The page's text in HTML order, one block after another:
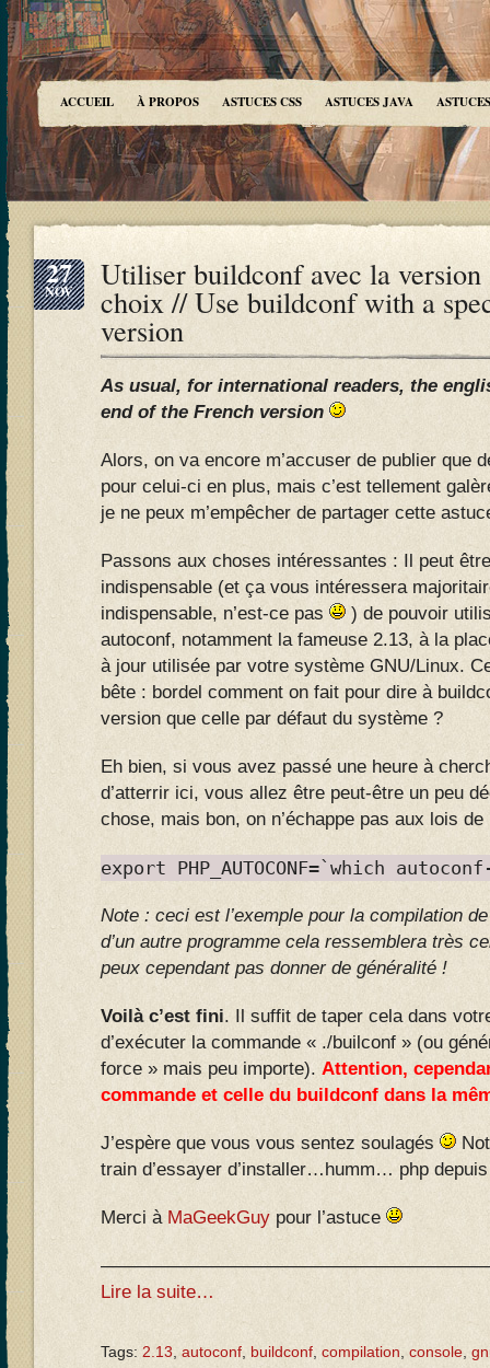
ACCUEIL À PROPOS ASTUCES CSS ASTUCES JAVA
27
NOV Utiliser buildconf avec la version
choix // Use buildconf with a
version
As usual, for international readers, the
end of the French version
Alors, on va encore m’accuser de publier que
pour celui-ci en plus, mais c’est tellement
je ne peux m’empêcher de partager cette
Passons aux choses intéressantes : Il peut
indispensable (et ça vous intéressera
indispensable, n’est-ce pas
) de pouvoir
autoconf, notamment la fameuse 2.13, à la
à jour utilisée par votre système GNU/Linux.
bête : bordel comment on fait pour dire à
version que celle par défaut du système ?
Eh bien, si vous avez passé une heure à
d’atterrir ici, vous allez être peut-être un peu
chose, mais bon, on n’échappe pas aux lois
export PHP_AUTOCONF=`which
Note : ceci est l’exemple pour la compilation
d’un autre programme cela ressemblera très
peux cependant pas donner de généralité !
Voilà c’est fini. Il suffit de taper cela dans
d’exécuter la commande « ./builconf » (ou
force » mais peu importe). Attention,
commande et celle du buildconf dans la
J’espère que vous vous sentez soulagés
train d’essayer d’installer…humm… php
Merci à MaGeekGuy pour l’astuce
Lire la suite…
Tags: 2.13 autoconf buildconf compilation console